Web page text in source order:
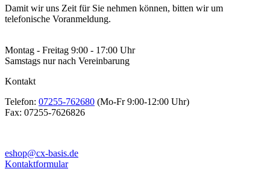
Damit wir uns Zeit für Sie nehmen können, bitten wir um
telefonische Voranmeldung.
Montag - Freitag 9:00 - 17:00 Uhr
Samstags nur nach Vereinbarung
Kontakt
Telefon: 07255-762680 (Mo-Fr 9:00-12:00 Uhr)
Fax: 07255-7626826
eshop@cx-basis.de
Kontaktformular